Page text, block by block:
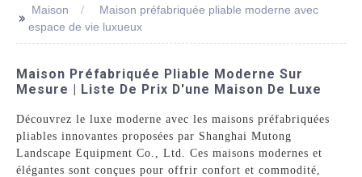
>> Maison
Maison préfabriquée pliable moderne avec
espace de vie luxueux
Maison Préfabriquée Pliable Moderne Sur
Mesure | Liste De Prix D'une Maison De Luxe
Découvrez le luxe moderne avec les maisons préfabriquées
pliables innovantes proposées par Shanghai Mutong
Landscape Equipment Co., Ltd. Ces maisons modernes et
élégantes sont conçues pour offrir confort et commodité,